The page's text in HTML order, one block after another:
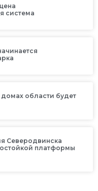
система
домах области будет
Северодвинска
платформы